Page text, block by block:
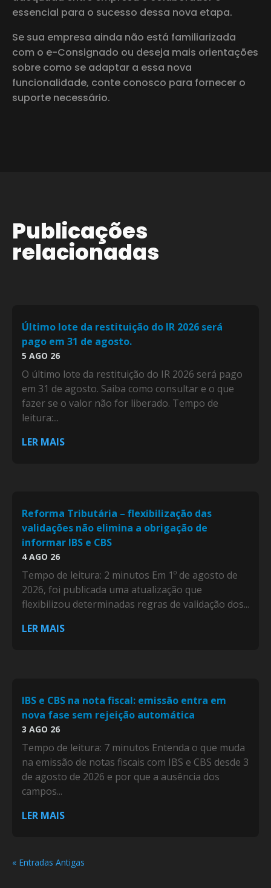
essencial para o sucesso dessa nova etapa.
Se sua empresa ainda não está familiarizada
com o e-Consignado ou deseja mais orientações
sobre como se adaptar a essa nova
funcionalidade, conte conosco para fornecer o
suporte necessário.
Publicações
relacionadas
Último lote da restituição do IR 2026 será
pago em 31 de agosto.
5 AGO 26
O último lote da restituição do IR 2026 será pago
em 31 de agosto. Saiba como consultar e o que
fazer se o valor não for liberado. Tempo de
leitura:...
LER MAIS
Reforma Tributária – flexibilização das
validações não elimina a obrigação de
informar IBS e CBS
4 AGO 26
Tempo de leitura: 2 minutos Em 1º de agosto de
2026, foi publicada uma atualização que
flexibilizou determinadas regras de validação dos...
LER MAIS
IBS e CBS na nota fiscal: emissão entra em
nova fase sem rejeição automática
3 AGO 26
Tempo de leitura: 7 minutos Entenda o que muda
na emissão de notas fiscais com IBS e CBS desde 3
de agosto de 2026 e por que a ausência dos
campos...
LER MAIS
« Entradas Antigas